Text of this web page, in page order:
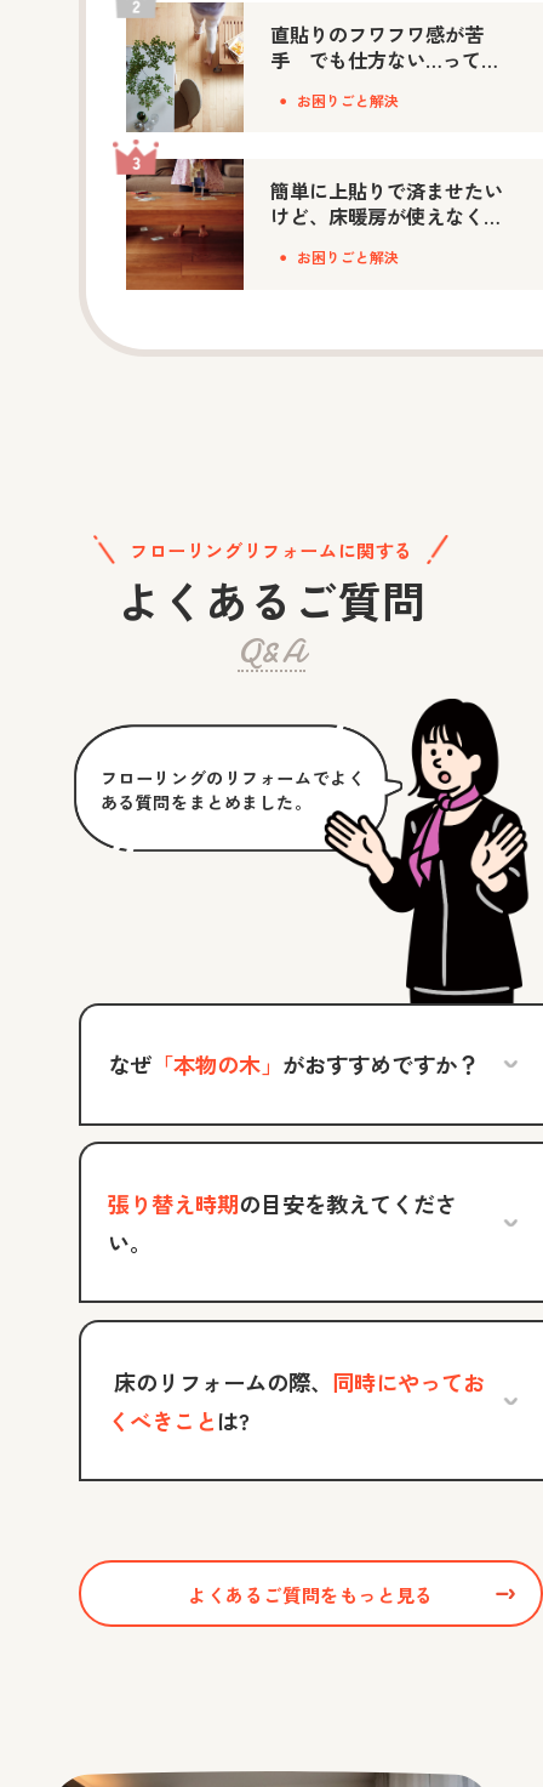
直貼りのフワフワ感が苦
手 でも仕方ない…って思
お困りごと解決
簡単に上貼りで済ませたい
けど、床暖房が使えなくな
い？お困りごと解決
フローリングリフォームに関する
よくあるご質問
Q&A
フローリングのリフォームでよく
ある質問をまとめました。
なぜ「本物の木」 がおすすめですか？
張り替え時期の目安を教えてくださ
い。
床のリフォームの際、 同時にやってお
くべきことは?
よくあるご質問をもっと見る